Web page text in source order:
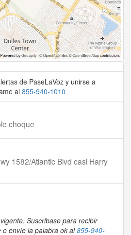
de PaseLaVoz y unirse a
al 855-940-1010
choque
1582/Atlantic Blvd casi Harry
Suscribase para recibir
o envíe la palabra ok al855-940-